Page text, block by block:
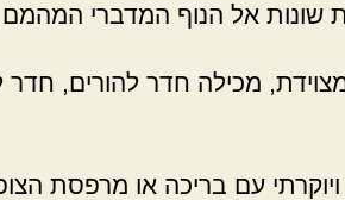
שונות אל הנוף המדברי המהמם
מכילה חדר להורים,
עם בריכה או מרפסת